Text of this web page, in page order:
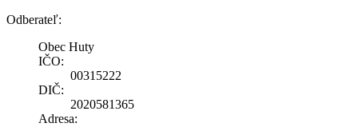
Odberateľ:
Obec Huty
IČO:
00315222
DIČ:
2020581365
Adresa: